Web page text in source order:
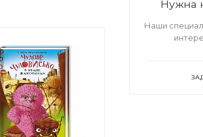
Нужна
Наши